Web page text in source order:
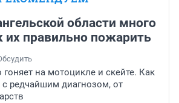
области много
их правильно пожарить
гоняет на мотоцикле и скейте. Как
редчайшим диагнозом, от